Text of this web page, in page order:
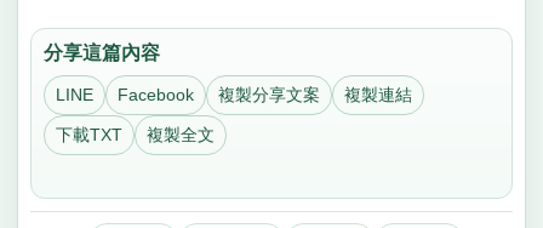
分享這篇內容
LINE Facebook 複製分享文案 複製連結
下載TXT 複製全文